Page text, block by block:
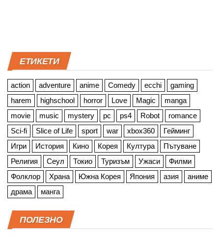
ЕТИКЕТИ
action adventure anime Comedy ecchi
gaming
harem
highschool horror Love Magic
manga
movie
music mystery pc ps4 Robot
romance
Sci-fi
Slice of Life sport war xbox360
Гейминг
Игри
История Кино Корея Култура
Пътуване
Религия
Сеул Токио Туризъм Ужаси
Филми
Фолклор
Храна Южна Корея Япония азия
аниме
драма
манга
ПОЛЕЗНО